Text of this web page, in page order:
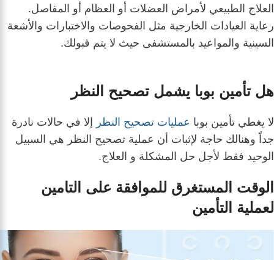
العلاج الطبيعي لأمراض العضلات أو العظام أو المفاصل.
رعاية العيادات الخارجية مثل الفحوصات والاختبارات والأشعة
السينية والمواعيد بالمستشفى حيث لا يتم قبولك.
هل تأمين بوبا يشمل تصحيح النظر
لا يغطي تأمين بوبا عمليات تصحيح النظر
إلا في حالات نادرة
جداً وهنالك حاجة لإثبات أن عملية تصحيح النظر هي السبيل
الوحيد فقط لأجل حل المشكلة و العلاج.
الوقت المستغرق للموافقة على التامين
لعملية التأمين